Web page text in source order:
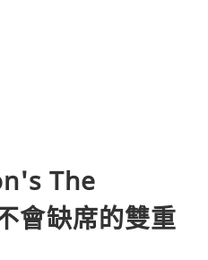
The
會缺席的雙重